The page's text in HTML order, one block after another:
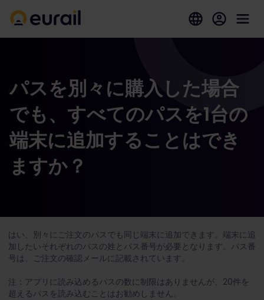
パスを別々に購入した場合
でも、すべてのパスを1台の
端末に追加することはでき
ますか？
はい、別々にご注文のパスでも同じ端末に追加できます。端末に追
加したいそれぞれのパスの姓とパス番号が必要となります。パス番
号は、ご注文の確認メールに記載されています。
注：アプリに読み込めるパスの数に制限はありませんが、20件を
超えるパスを読み込むことはお勧めしません。